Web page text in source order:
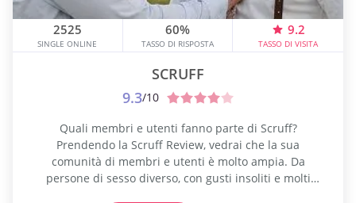
2525
SINGLE ONLINE
60%
TASSO DI RISPOSTA
9.2
TASSO DI VISITA
SCRUFF
9.3/10
Quali membri e utenti fanno parte di Scruff?
Prendendo la Scruff Review, vedrai che la sua
comunità di membri e utenti è molto ampia. Da
persone di sesso diverso, con gusti insoliti e molti